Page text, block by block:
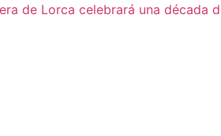
de Lorca celebrará una